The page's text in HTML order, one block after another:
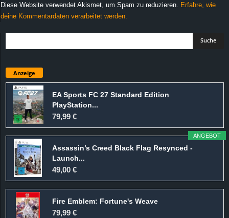
Diese Website verwendet Akismet, um Spam zu reduzieren.
Erfahre, wie
deine Kommentardaten verarbeitet werden.
Anzeige
EA Sports FC 27 Standard Edition
PlayStation...
79,99 €
ANGEBOT
Assassin’s Creed Black Flag Resynced -
Launch...
49,00 €
Fire Emblem: Fortune's Weave
79,99 €